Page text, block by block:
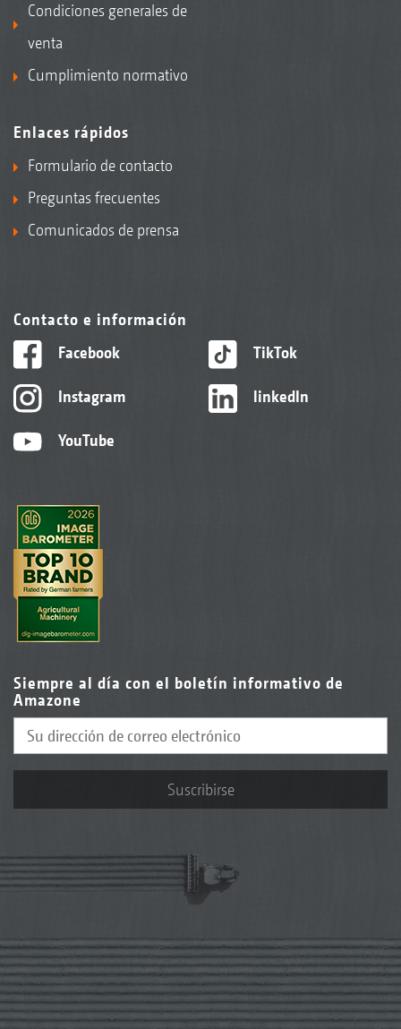
Condiciones generales de
venta
Cumplimiento normativo
Enlaces rápidos
Formulario de contacto
Preguntas frecuentes
Comunicados de prensa
Contacto e información
Facebook
Instagram
YouTube
TikTok
linkedIn
Siempre al día con el boletín informativo de
Amazone
Suscribirse